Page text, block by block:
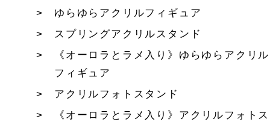
ゆらゆらアクリルフィギュア
スプリングアクリルスタンド
《オーロラとラメ入り》ゆらゆらアクリル
フィギュア
アクリルフォトスタンド
《オーロラとラメ入り》アクリルフォトス